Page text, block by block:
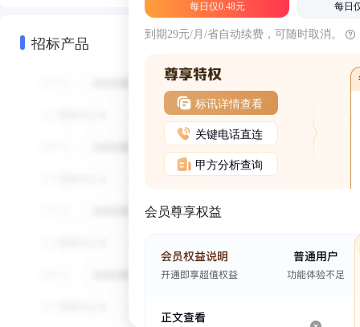
招标产品
每日仅0.48元 每日
到期29元/月/省自动续费，可随时取消。
标讯详情查看
关键电话直连
甲方分析查询
会员尊享权益